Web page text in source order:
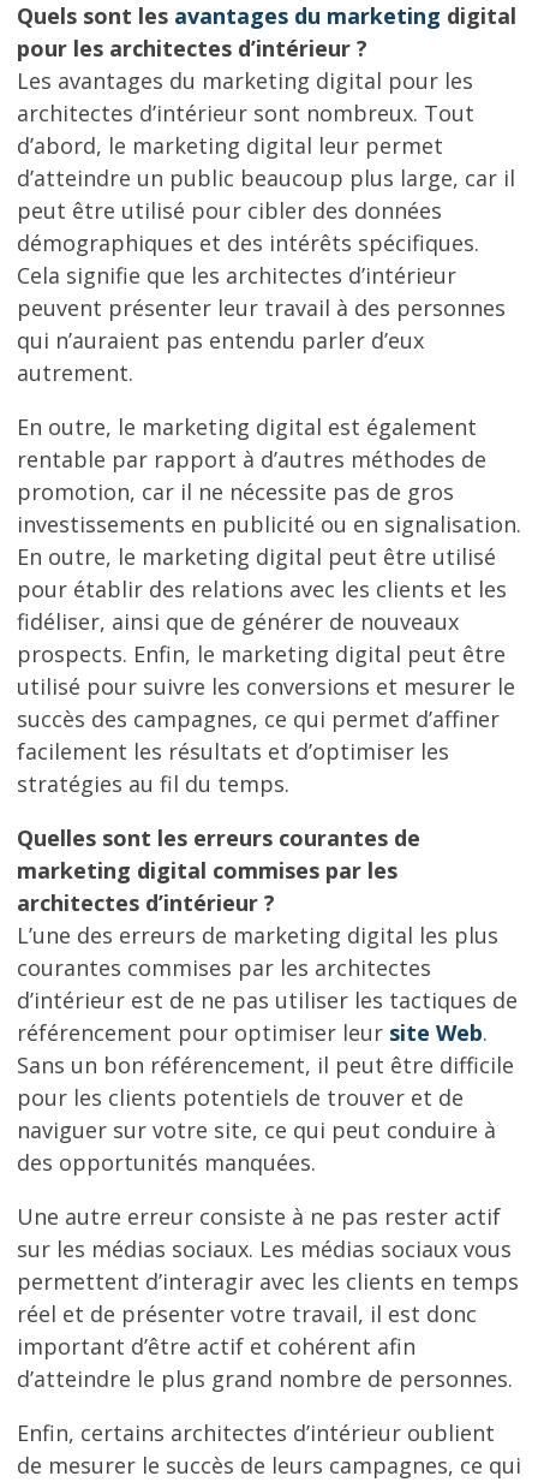
Quels sont les avantages du marketing digital
pour les architectes d’intérieur ?
Les avantages du marketing digital pour les
architectes d’intérieur sont nombreux. Tout
d’abord, le marketing digital leur permet
d’atteindre un public beaucoup plus large, car il
peut être utilisé pour cibler des données
démographiques et des intérêts spécifiques.
Cela signifie que les architectes d’intérieur
peuvent présenter leur travail à des personnes
qui n’auraient pas entendu parler d’eux
autrement.
En outre, le marketing digital est également
rentable par rapport à d’autres méthodes de
promotion, car il ne nécessite pas de gros
investissements en publicité ou en signalisation.
En outre, le marketing digital peut être utilisé
pour établir des relations avec les clients et les
fidéliser, ainsi que de générer de nouveaux
prospects. Enfin, le marketing digital peut être
utilisé pour suivre les conversions et mesurer le
succès des campagnes, ce qui permet d’affiner
facilement les résultats et d’optimiser les
stratégies au fil du temps.
Quelles sont les erreurs courantes de
marketing digital commises par les
architectes d’intérieur ?
L’une des erreurs de marketing digital les plus
courantes commises par les architectes
d’intérieur est de ne pas utiliser les tactiques de
référencement pour optimiser leur site Web.
Sans un bon référencement, il peut être difficile
pour les clients potentiels de trouver et de
naviguer sur votre site, ce qui peut conduire à
des opportunités manquées.
Une autre erreur consiste à ne pas rester actif
sur les médias sociaux. Les médias sociaux vous
permettent d’interagir avec les clients en temps
réel et de présenter votre travail, il est donc
important d’être actif et cohérent afin
d’atteindre le plus grand nombre de personnes.
Enfin, certains architectes d’intérieur oublient
de mesurer le succès de leurs campagnes, ce qui